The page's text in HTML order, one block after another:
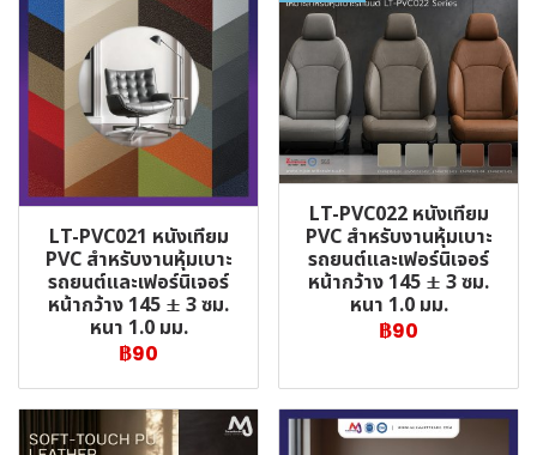
LT-PVC021 หนังเทียม
PVC สำหรับงานหุ้มเบาะ
รถยนต์และเฟอร์นิเจอร์
หน้ากว้าง 145 ± 3 ซม.
หนา 1.0 มม.
฿90
LT-PVC022 หนังเทียม
PVC สำหรับงานหุ้มเบาะ
รถยนต์และเฟอร์นิเจอร์
หน้ากว้าง 145 ± 3 ซม.
หนา 1.0 มม.
฿90